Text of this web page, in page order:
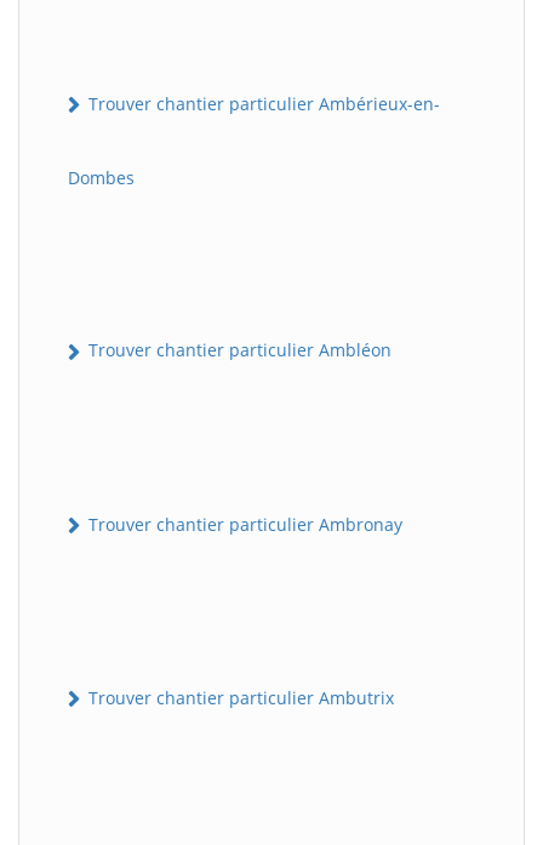
Trouver chantier particulier Ambérieux-en-
Dombes
Trouver chantier particulier Ambléon
Trouver chantier particulier Ambronay
Trouver chantier particulier Ambutrix